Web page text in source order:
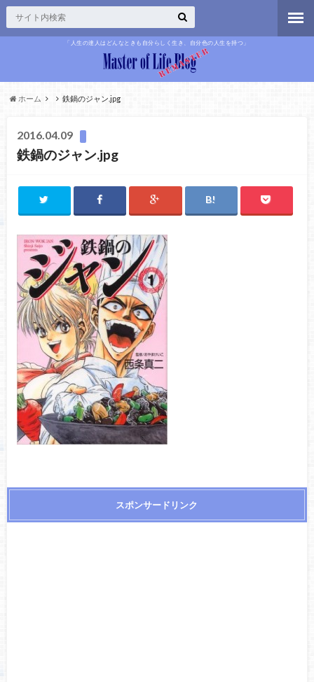
「人生の達人はどんなときも自分らしく生き、自分色の人生を持つ」
ホーム 鉄鍋のジャン.jpg
2016.04.09
鉄鍋のジャン.jpg
スポンサードリンク